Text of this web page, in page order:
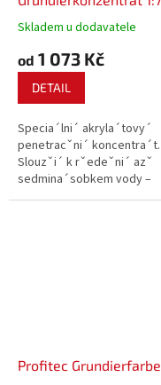
Skladem u dodavatele
od 1 073 Kč
DETAIL
Specia´lni´ akryla´tovy´
penetracˇni´ koncentra´t.
Slouzˇi´ k rˇedeˇni´ azˇ
sedmina´sobkem vody –
sˇetrˇi´ tak vy´znamneˇ
Profitec Grundierfarbe